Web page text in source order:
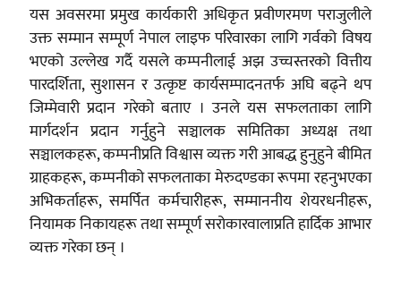
यस अवसरमा प्रमुख कार्यकारी अधिकृत प्रवीणरमण पराजुलीले
उक्त सम्मान सम्पूर्ण नेपाल लाइफ परिवारका लागि गर्वको विषय
भएको उल्लेख गर्दै यसले कम्पनीलाई अझ उच्चस्तरको वित्तीय
पारदर्शिता, सुशासन र उत्कृष्ट कार्यसम्पादनतर्फ अघि बढ्ने थप
जिम्मेवारी प्रदान गरेको बताए । उनले यस सफलताका लागि
मार्गदर्शन प्रदान गर्नुहुने सञ्चालक समितिका अध्यक्ष तथा
सञ्चालकहरू, कम्पनीप्रति विश्वास व्यक्त गरी आबद्ध हुनुहुने बीमित
ग्राहकहरू, कम्पनीको सफलताका मेरुदण्डका रूपमा रहनुभएका
अभिकर्ताहरू, समर्पित कर्मचारीहरू, सम्माननीय शेयरधनीहरू,
नियामक निकायहरू तथा सम्पूर्ण सरोकारवालाप्रति हार्दिक आभार
व्यक्त गरेका छन् ।